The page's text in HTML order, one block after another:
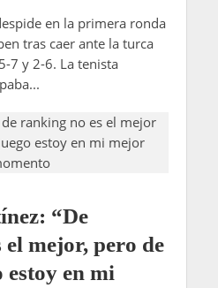
en la primera ronda
tras caer ante la turca
7 y 2-6. La tenista
“De
mejor, pero de
estoy en mi